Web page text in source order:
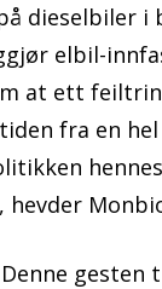
dieselbiler i
elbil-
at ett
fra en
hevder
Denne gesten